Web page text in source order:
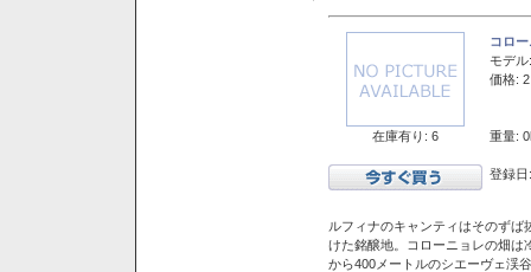
在庫有り: 6
コロ
モデル:
価格:
重量:
登録
ルフィナのキャンティはそのず
けた銘醸地。コローニョレの畑は
から400メートルのシエーヴェ渓